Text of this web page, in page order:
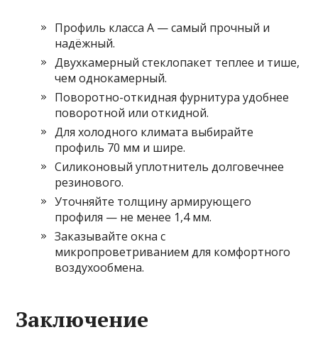
Профиль класса А — самый прочный и
надёжный.
Двухкамерный стеклопакет теплее и тише,
чем однокамерный.
Поворотно-откидная фурнитура удобнее
поворотной или откидной.
Для холодного климата выбирайте
профиль 70 мм и шире.
Силиконовый уплотнитель долговечнее
резинового.
Уточняйте толщину армирующего
профиля — не менее 1,4 мм.
Заказывайте окна с
микропроветриванием для комфортного
воздухообмена.
Заключение